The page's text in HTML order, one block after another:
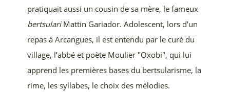
pratiquait aussi un cousin de sa mère, le fameux
bertsulariMattin Gariador. Adolescent, lors d’un
repas à Arcangues, il est entendu par le curé du
village, l’abbé et poète Moulier "Oxobi", qui lui
apprend les premières bases du bertsularisme, la
rime, les syllabes, le choix des mélodies.